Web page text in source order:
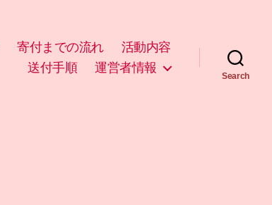
寄付までの流れ
活動内容
送付手順
運営者情報
Search